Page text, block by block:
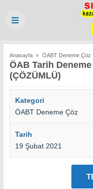
Anasayfa » ÖABT Deneme Çöz
ÖAB Tarih Deneme
(ÇÖZÜMLÜ)
Kategori
ÖABT Deneme Çöz
Tarih
19 Şubat 2021